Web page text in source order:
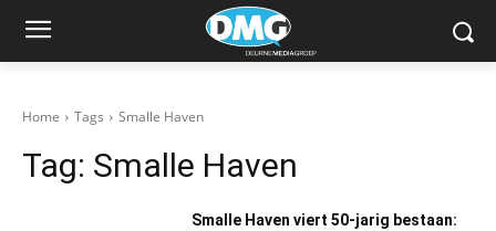
Home Tags Smalle Haven
Tag: Smalle Haven
Smalle Haven viert 50-jarig bestaan: